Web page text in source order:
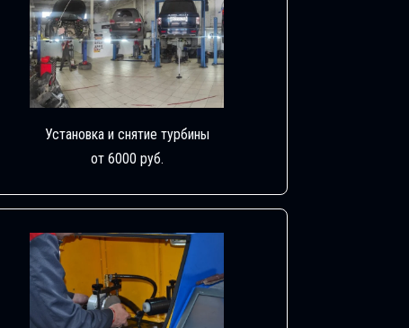
Установка и снятие турбины
от 6000 руб.